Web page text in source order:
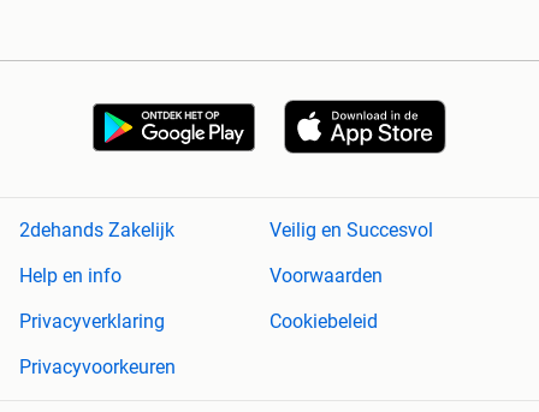
2dehands Zakelijk
Veilig en Succesvol
Help en info
Voorwaarden
Privacyverklaring
Cookiebeleid
Privacyvoorkeuren